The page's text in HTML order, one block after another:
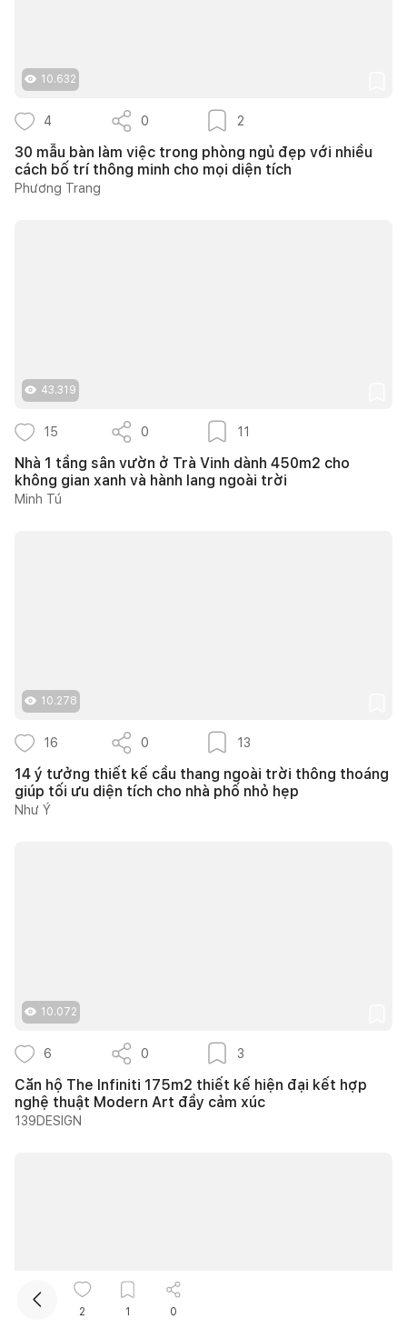
10.632
4 0 2
30 mẫu bàn làm việc trong phòng ngủ đẹp với nhiều
cách bố trí thông minh cho mọi diện tích
Phương Trang
43.319
15 0 11
Nhà 1 tầng sân vườn ở Trà Vinh dành 450m2 cho
không gian xanh và hành lang ngoài trời
Minh Tú
10.278
16 0 13
14 ý tưởng thiết kế cầu thang ngoài trời thông thoáng
giúp tối ưu diện tích cho nhà phố nhỏ hẹp
Như Ý
10.072
6 0 3
Căn hộ The Infiniti 175m2 thiết kế hiện đại kết hợp
nghệ thuật Modern Art đầy cảm xúc
139DESIGN
2 1 0
Kết nối thiết kế, thi công